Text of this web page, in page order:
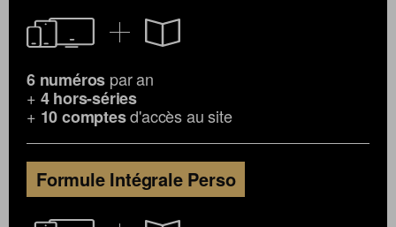
6 numéros par an
+ 4 hors-séries
+ 10 comptesd'accès au site
Formule Intégrale Perso